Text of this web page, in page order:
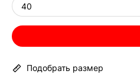
40
Подобрать размер